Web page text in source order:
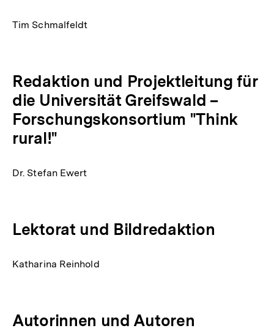
Tim Schmalfeldt
Redaktion und Projektleitung für
die Universität Greifswald –
Forschungskonsortium "Think
rural!"
Dr. Stefan Ewert
Lektorat und Bildredaktion
Katharina Reinhold
Autorinnen und Autoren